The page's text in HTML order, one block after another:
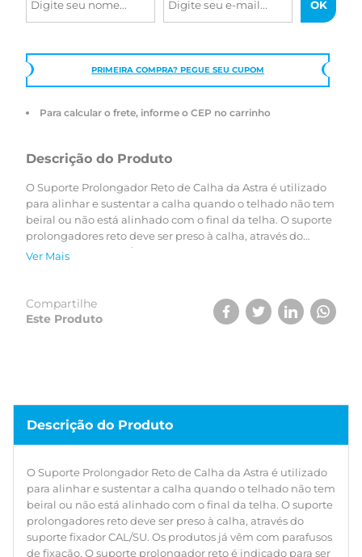
PRIMEIRA COMPRA? PEGUE SEU CUPOM
Para calcular o frete, informe o CEP no carrinho
Descrição do Produto
O Suporte Prolongador Reto de Calha da Astra é utilizado
para alinhar e sustentar a calha quando o telhado não tem
beiral ou não está alinhado com o final da telha. O suporte
prolongadores reto deve ser preso à calha, através do
suporte fixador CAL/SU. Os produtos já vêm com parafusos
estruturas que não possuem beiral (tabeira). Pode também
ser preso diretamente ao caibro. As calhas da Astra
é necessário para coletar e conduzir a água da chuva de
telhados.
Ver Mais
Compartilhe
Este Produto
Descrição do Produto
O Suporte Prolongador Reto de Calha da Astra é utilizado
para alinhar e sustentar a calha quando o telhado não tem
beiral ou não está alinhado com o final da telha. O suporte
prolongadores reto deve ser preso à calha, através do
suporte fixador CAL/SU. Os produtos já vêm com parafusos
de fixação. O suporte prolongador reto é indicado para ser